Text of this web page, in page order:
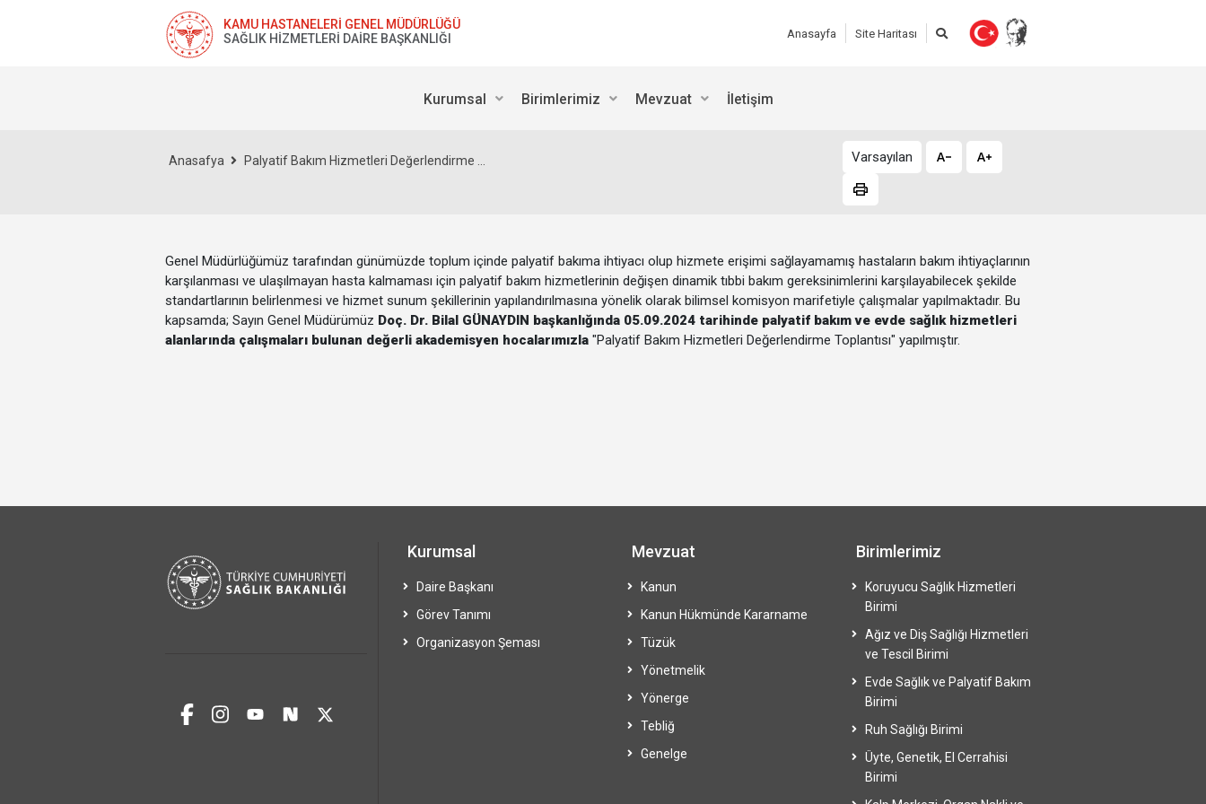
KAMU HASTANELERİ GENEL MÜDÜRLÜĞÜ
SAĞLIK HİZMETLERİ DAİRE BAŞKANLIĞI
Anasayfa Site Haritası
Kurumsal Birimlerimiz Mevzuat İletişim
Anasafya Palyatif Bakım Hizmetleri Değerlendirme ... Varsayılan
Genel Müdürlüğümüz tarafından günümüzde toplum içinde palyatif bakıma ihtiyacı olup hizmete erişimi sağlayamamış hastaların bakım ihtiyaçlarının
karşılanması ve ulaşılmayan hasta kalmaması için palyatif bakım hizmetlerinin değişen dinamik tıbbi bakım gereksinimlerini karşılayabilecek şekilde
standartlarının belirlenmesi ve hizmet sunum şekillerinin yapılandırılmasına yönelik olarak bilimsel komisyon marifetiyle çalışmalar yapılmaktadır. Bu
kapsamda; Sayın Genel Müdürümüz Doç. Dr. Bilal GÜNAYDIN başkanlığında 05.09.2024 tarihinde palyatif bakım ve evde sağlık hizmetleri
alanlarında çalışmaları bulunan değerli akademisyen hocalarımızla "Palyatif Bakım Hizmetleri Değerlendirme Toplantısı" yapılmıştır.
Kurumsal
Daire Başkanı
Görev Tanımı
Organizasyon Şeması
Mevzuat
Kanun
Kanun Hükmünde Kararname
Tüzük
Yönetmelik
Yönerge
Tebliğ
Genelge
Birimlerimiz
Koruyucu Sağlık Hizmetleri
Birimi
Ağız ve Diş Sağlığı Hizmetleri
ve Tescil Birimi
Evde Sağlık ve Palyatif Bakım
Birimi
Ruh Sağlığı Birimi
Üyte, Genetik, El Cerrahisi
Birimi